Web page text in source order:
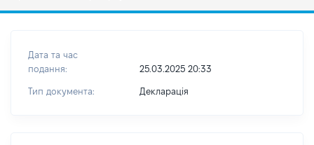
Дата та час
подання:
25.03.2025 20:33
Тип документа: Декларація